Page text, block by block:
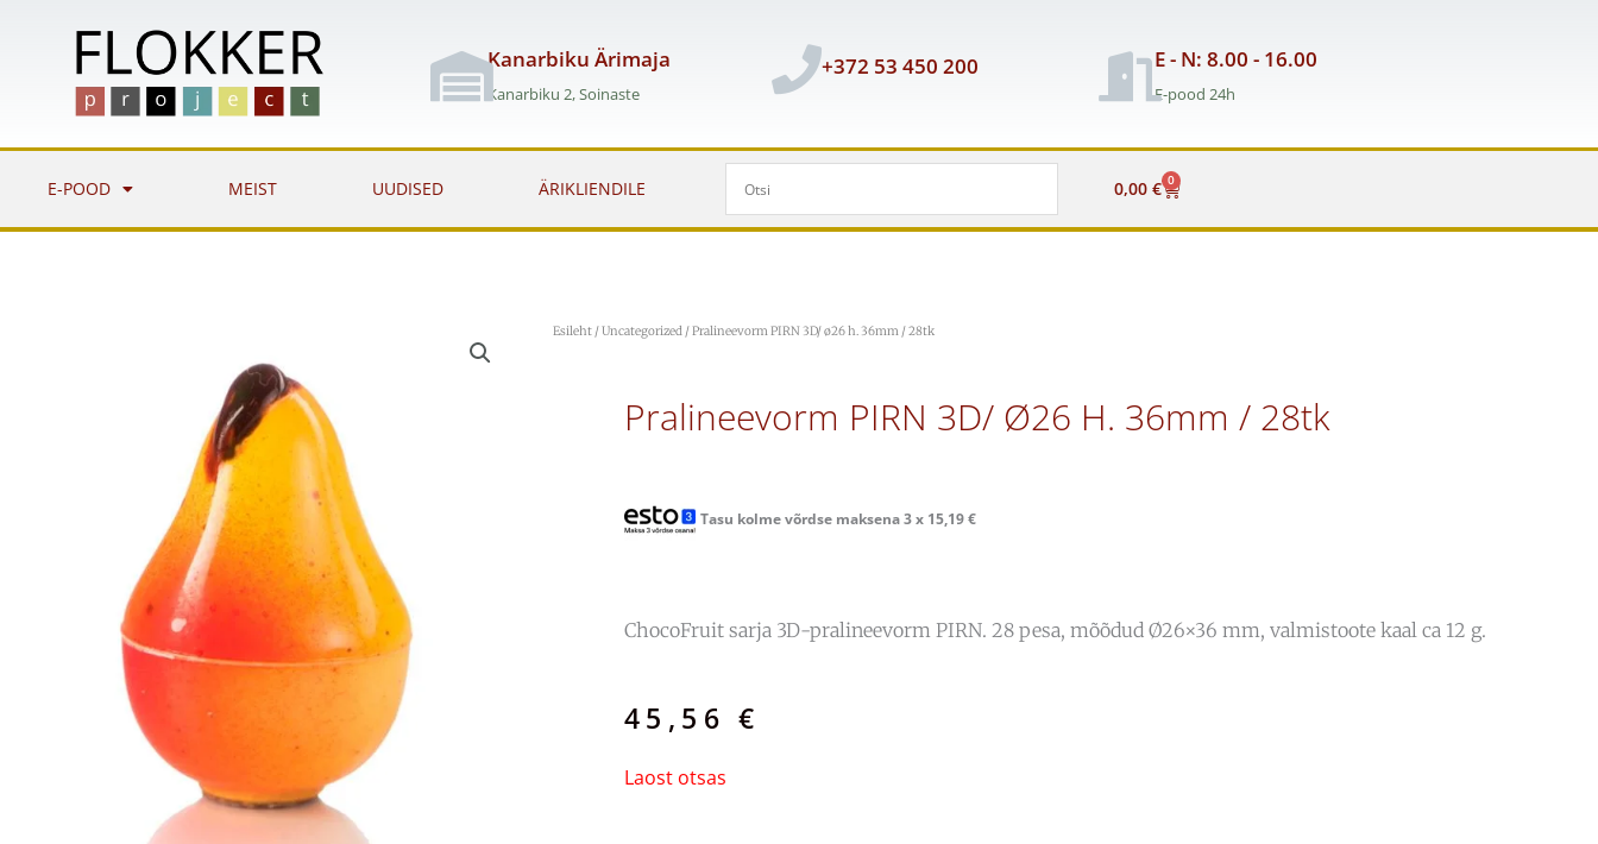
Kanarbiku Ärimaja
Kanarbiku 2, Soinaste
+372 53 450 200 E - N: 8.00 - 16.00
E-pood 24h
E-POOD MEIST UUDISED ÄRIKLIENDILE 0,00 € 0
Cart
Esileht/Uncategorized/ Pralineevorm PIRN 3D/ ø26 h. 36mm / 28tk
Pralineevorm PIRN 3D/ Ø26 H. 36mm / 28tk
Tasu kolme võrdse maksena 3 x 15,19€
ChocoFruit sarja 3D-pralineevorm PIRN. 28 pesa, mõõdud Ø26×36 mm, valmistoote kaal ca 12 g.
45,56€
Laost otsas